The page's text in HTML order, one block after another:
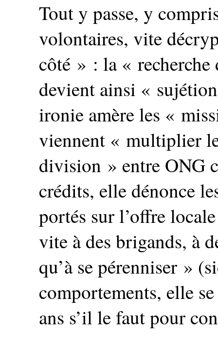
Tout y passe, y
volontaires, vite
côté » : la «
devient ainsi «
ironie amère les «
viennent « multiplier
division » entre ONG
crédits, elle dénonce
portés sur l’offre
vite à des brigands, à
qu’à se pérenniser »
comportements, elle
ans s’il le faut pour